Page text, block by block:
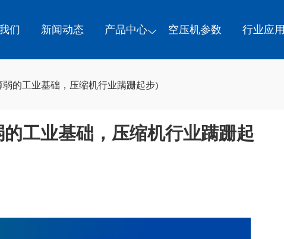
们 新闻动态 产品中心 空压机参数 行业应用
的工业基础，压缩机行业蹒跚起步)
工业基础，压缩机行业蹒跚起